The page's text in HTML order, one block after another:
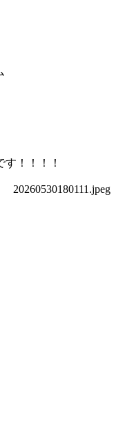
す！！！！